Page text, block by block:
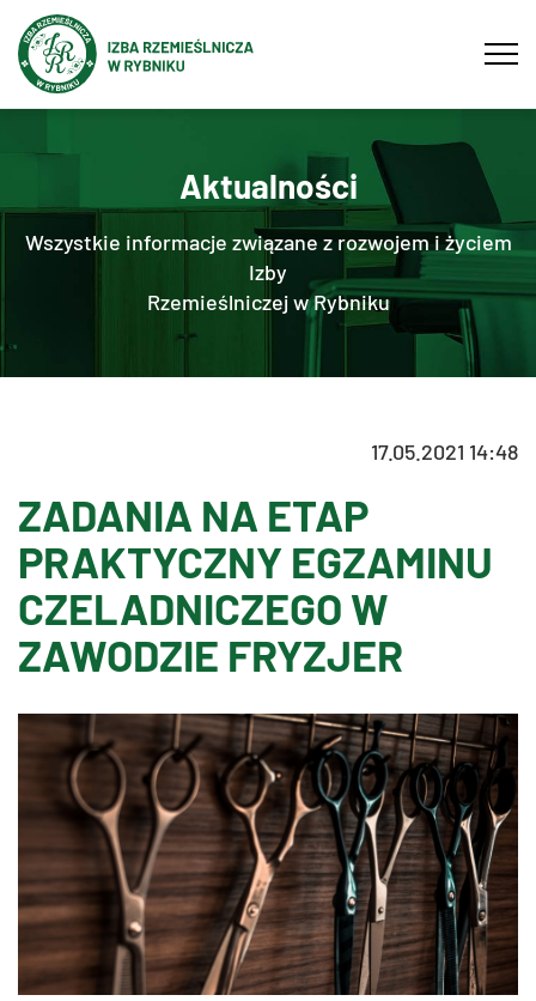
Aktualności
Wszystkie informacje związane z rozwojem i życiem
Izby
Rzemieślniczej w Rybniku
17.05.2021 14:48
ZADANIA NA ETAP
PRAKTYCZNY EGZAMINU
CZELADNICZEGO W
ZAWODZIE FRYZJER